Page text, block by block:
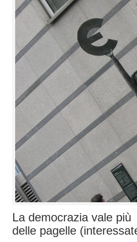
La democrazia vale più
delle pagelle